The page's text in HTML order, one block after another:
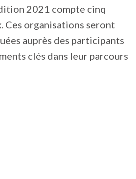
2021 compte cinq
Ces organisations seront
auprès des participants
clés dans leur parcours